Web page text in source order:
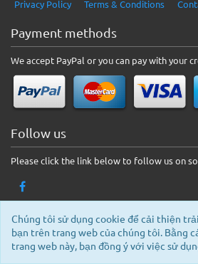
Privacy Policy
Terms & Conditions
Payment methods
We accept PayPal or you can pay with your
Follow us
Please click the link below to follow us on
© 2026 DEMO. All rights
Chúng tôi sử dụng cookie để cải thiện
bạn trên trang web của chúng tôi. Bằng
trang web này, bạn đồng ý với việc sử